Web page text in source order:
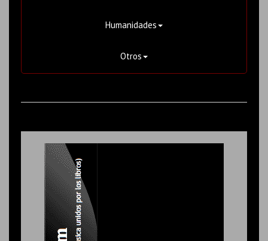
Humanidades
Otros